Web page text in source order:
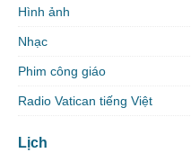
Hình ảnh
Nhạc
Phim công giáo
Radio Vatican tiếng Việt
Lịch